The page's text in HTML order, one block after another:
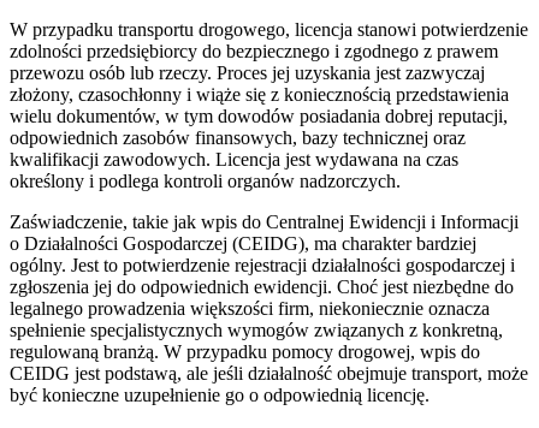
W przypadku transportu drogowego, licencja stanowi potwierdzenie
zdolności przedsiębiorcy do bezpiecznego i zgodnego z prawem
przewozu osób lub rzeczy. Proces jej uzyskania jest zazwyczaj
złożony, czasochłonny i wiąże się z koniecznością przedstawienia
wielu dokumentów, w tym dowodów posiadania dobrej reputacji,
odpowiednich zasobów finansowych, bazy technicznej oraz
kwalifikacji zawodowych. Licencja jest wydawana na czas
określony i podlega kontroli organów nadzorczych.
Zaświadczenie, takie jak wpis do Centralnej Ewidencji i Informacji
o Działalności Gospodarczej (CEIDG), ma charakter bardziej
ogólny. Jest to potwierdzenie rejestracji działalności gospodarczej i
zgłoszenia jej do odpowiednich ewidencji. Choć jest niezbędne do
legalnego prowadzenia większości firm, niekoniecznie oznacza
spełnienie specjalistycznych wymogów związanych z konkretną,
regulowaną branżą. W przypadku pomocy drogowej, wpis do
CEIDG jest podstawą, ale jeśli działalność obejmuje transport, może
być konieczne uzupełnienie go o odpowiednią licencję.